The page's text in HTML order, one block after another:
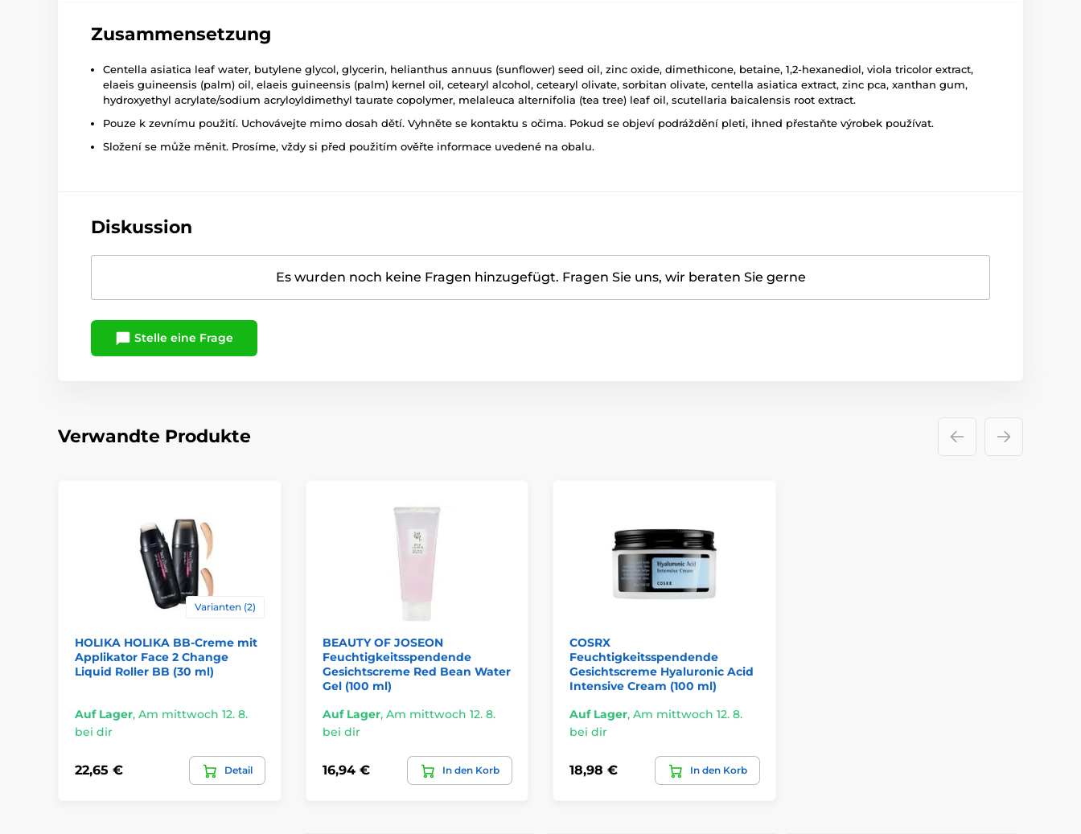
Zusammensetzung
Centella asiatica leaf water, butylene glycol, glycerin, helianthus annuus (sunflower) seed oil, zinc oxide, dimethicone, betaine, 1,2-hexanediol, viola tricolor extract,
elaeis guineensis (palm) oil, elaeis guineensis (palm) kernel oil, cetearyl alcohol, cetearyl olivate, sorbitan olivate, centella asiatica extract, zinc pca, xanthan gum,
hydroxyethyl acrylate/sodium acryloyldimethyl taurate copolymer, melaleuca alternifolia (tea tree) leaf oil, scutellaria baicalensis root extract.
Pouze k zevnímu použití. Uchovávejte mimo dosah dětí. Vyhněte se kontaktu s očima. Pokud se objeví podráždění pleti, ihned přestaňte výrobek používat.
Složení se může měnit. Prosíme, vždy si před použitím ověřte informace uvedené na obalu.
Diskussion
Es wurden noch keine Fragen hinzugefügt. Fragen Sie uns, wir beraten Sie gerne
Stelle eine Frage
Verwandte Produkte
Varianten (2)
HOLIKA HOLIKA BB-Creme mit
Applikator Face 2 Change
Liquid Roller BB (30 ml)
Auf Lager, Am mittwoch 12. 8.
bei dir
22,65 € Detail
BEAUTY OF JOSEON
Feuchtigkeitsspendende
Gesichtscreme Red Bean Water
Gel (100 ml)
Auf Lager, Am mittwoch 12. 8.
bei dir
16,94 € In den Korb
COSRX
Feuchtigkeitsspendende
Gesichtscreme Hyaluronic Acid
Intensive Cream (100 ml)
Auf Lager, Am mittwoch 12. 8.
bei dir
18,98 € In den Korb